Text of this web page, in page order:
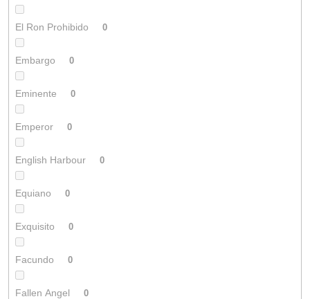
El Ron Prohibido 0
Embargo 0
Eminente 0
Emperor 0
English Harbour 0
Equiano 0
Exquisito 0
Facundo 0
Fallen Angel 0